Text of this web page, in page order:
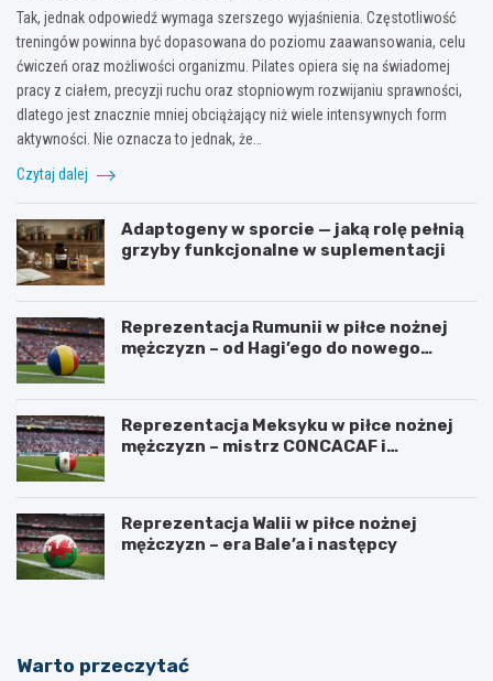
Tak, jednak odpowiedź wymaga szerszego wyjaśnienia. Częstotliwość
treningów powinna być dopasowana do poziomu zaawansowania, celu
ćwiczeń oraz możliwości organizmu. Pilates opiera się na świadomej
pracy z ciałem, precyzji ruchu oraz stopniowym rozwijaniu sprawności,
dlatego jest znacznie mniej obciążający niż wiele intensywnych form
aktywności. Nie oznacza to jednak, że…
Czytaj dalej
Adaptogeny w sporcie — jaką rolę pełnią
grzyby funkcjonalne w suplementacji
Reprezentacja Rumunii w piłce nożnej
mężczyzn – od Hagi’ego do nowego
Reprezentacja Meksyku w piłce nożnej
mężczyzn – mistrz CONCACAF i
Reprezentacja Walii w piłce nożnej
mężczyzn – era Bale’a i następcy
Warto przeczytać